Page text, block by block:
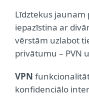
Līdztekus jaunam
iepazīstina ar
vērstām uzlabot
privātumu – PVN
VPN
konfidenciālo